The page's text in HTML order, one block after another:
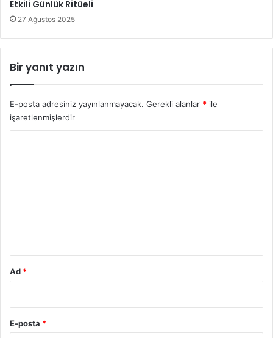
Etkili Günlük Ritüeli
27 Ağustos 2025
Bir yanıt yazın
E-posta adresiniz yayınlanmayacak. Gerekli alanlar * ile
işaretlenmişlerdir
Ad *
E-posta *